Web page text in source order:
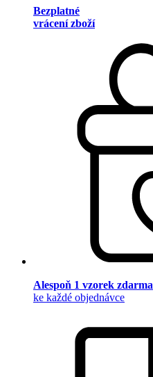
Bezplatné
vrácení zboží
Alespoň 1 vzorek zdarma
ke každé objednávce